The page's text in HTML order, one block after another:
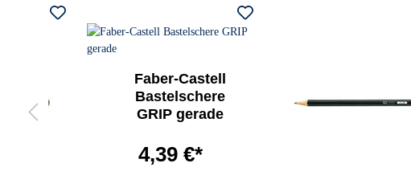
Faber-Castell
Bastelschere
GRIP gerade
4,39 €*